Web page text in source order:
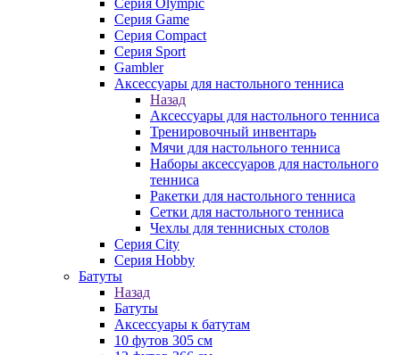
Серия Olympic
Серия Game
Серия Compact
Серия Sport
Gambler
Аксессуары для настольного тенниса
Назад
Аксессуары для настольного тенниса
Тренировочный инвентарь
Мячи для настольного тенниса
Наборы аксессуаров для настольного
тенниса
Ракетки для настольного тенниса
Сетки для настольного тенниса
Чехлы для теннисных столов
Серия City
Серия Hobby
Батуты
Назад
Батуты
Аксессуары к батутам
10 футов 305 см